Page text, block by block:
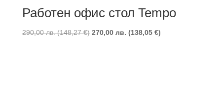
Работен офис стол Tempo
290,00лв. (148,27€) 270,00 лв. (138,05 €)